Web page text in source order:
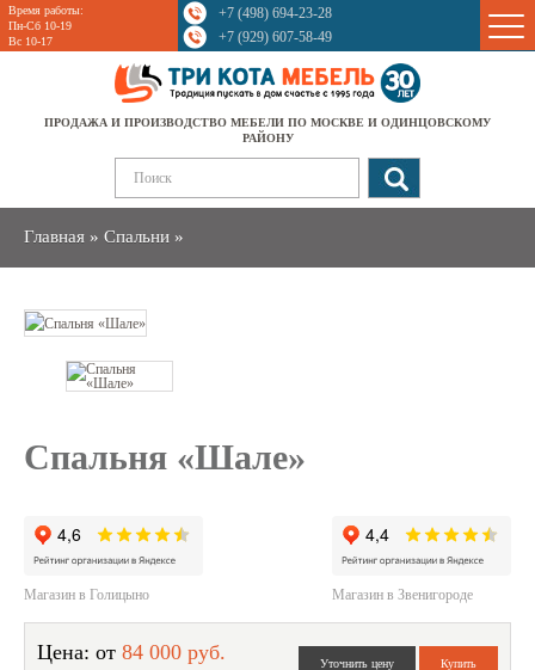
Время работы:
Пн-Сб 10-19
Вс 10-17
+7 (498) 694-23-28
+7 (929) 607-58-49
ПРОДАЖА И ПРОИЗВОДСТВО МЕБЕЛИ ПО МОСКВЕ И ОДИНЦОВСКОМУ
РАЙОНУ
Главная » Спальни »
Sale
Спальня «Шале»
Магазин в Голицыно Магазин в Звенигороде
Цена: от 84 000 руб.